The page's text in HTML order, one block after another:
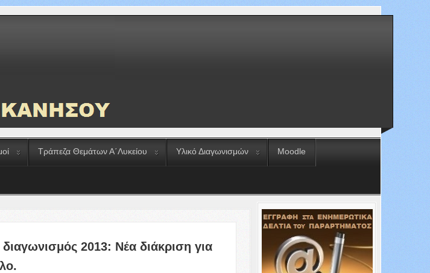
Τράπεζα Θεμάτων Α΄Λυκείου Υλικό Διαγωνισμών Moodle
2013: Νέα διάκριση για